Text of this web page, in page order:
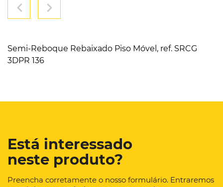
Semi-Reboque Rebaixado Piso Móvel, ref. SRCG
3DPR 136
Está interessado
neste produto?
Preencha corretamente o nosso formulário. Entraremos